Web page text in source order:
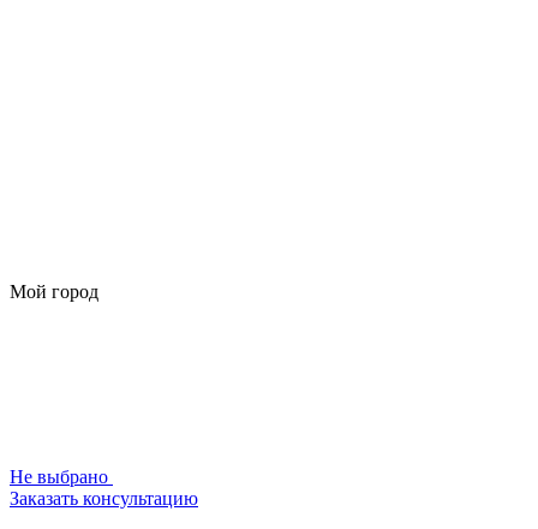
Мой город
Не выбрано
Заказать консультацию